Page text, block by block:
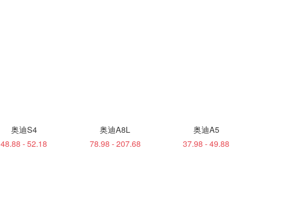
奥迪S4
48.88 - 52.18
奥迪A8L
78.98 - 207.68
奥迪A5
37.98 - 49.88